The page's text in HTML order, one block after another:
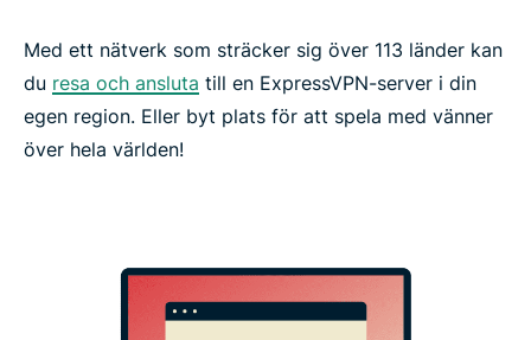
Med ett nätverk som sträcker sig över 113 länder kan
du resa och ansluta till en ExpressVPN-server i din
egen region. Eller byt plats för att spela med vänner
över hela världen!